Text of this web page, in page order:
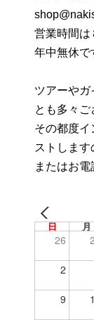
営業時間は
年中無休で
ツアーやガ
とも多々ご
その都度
ストします
またはお電
日 月
26
2
9